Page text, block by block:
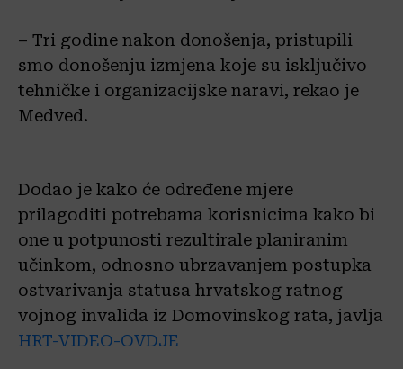
– Tri godine nakon donošenja, pristupili
smo donošenju izmjena koje su isključivo
tehničke i organizacijske naravi, rekao je
Medved.
Dodao je kako će određene mjere
prilagoditi potrebama korisnicima kako bi
one u potpunosti rezultirale planiranim
učinkom, odnosno ubrzavanjem postupka
ostvarivanja statusa hrvatskog ratnog
vojnog invalida iz Domovinskog rata, javlja
HRT-VIDEO-OVDJE